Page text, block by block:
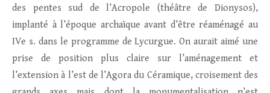
des pentes sud de l’Acropole (théâtre de Dionysos),
implanté à l’époque archaïque avant d’être réaménagé au
IVe s. dans le programme de Lycurgue. On aurait aimé une
prise de position plus claire sur l’aménagement et
l’extension à l’est de l’Agora du Céramique, croisement des